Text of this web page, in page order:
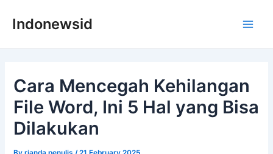
Indonewsid
Cara Mencegah Kehilangan
File Word, Ini 5 Hal yang Bisa
Dilakukan